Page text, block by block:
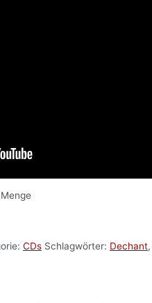
CDs Schlagwörter: Dechant,